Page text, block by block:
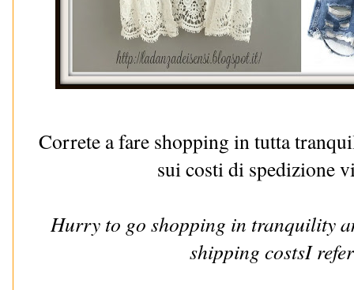
Correte a fare shopping in tutta
sui costi di spedizione
Hurry to go shopping in tranquility
shipping costsI